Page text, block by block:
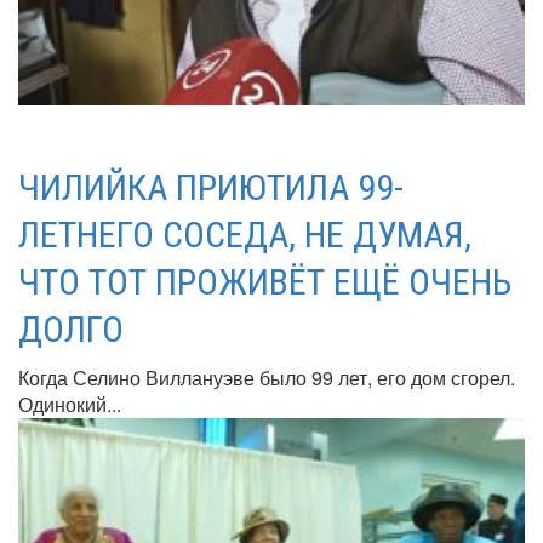
ЧИЛИЙКА ПРИЮТИЛА 99-
ЛЕТНЕГО СОСЕДА, НЕ ДУМАЯ,
ЧТО ТОТ ПРОЖИВЁТ ЕЩЁ ОЧЕНЬ
ДОЛГО
Когда Селино Виллануэве было 99 лет, его дом сгорел.
Одинокий...